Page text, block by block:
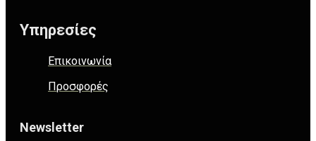
Υπηρεσίες
Επικοινωνία
Προσφορές
Newsletter